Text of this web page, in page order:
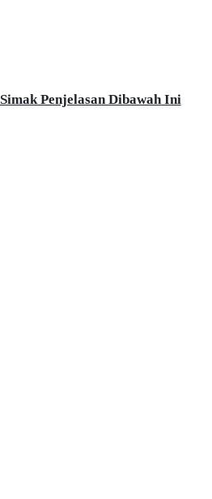
Penjelasan Dibawah Ini